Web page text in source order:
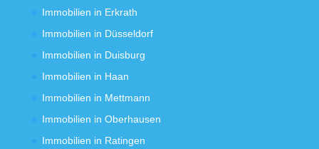
Immobilien in Erkrath
Immobilien in Düsseldorf
Immobilien in Duisburg
Immobilien in Haan
Immobilien in Mettmann
Immobilien in Oberhausen
Immobilien in Ratingen